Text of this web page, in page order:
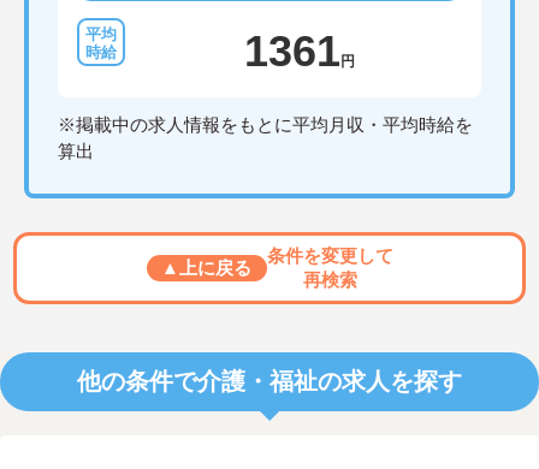
1361 円
※掲載中の求人情報をもとに平均月収・平均時給を
算出
▲上に戻る
条件を変更して
再検索
他の条件で介護・福祉の求人を探す